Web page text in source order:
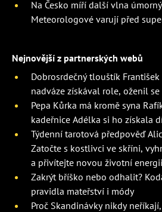
Na Česko míří další vlna
Meteorologové varují před
Nejnovější z partnerských webů
Dobrosrdečný tlouštík František
nadváze získával role, oženil
Pepa Kůrka má kromě syna
kadeřnice Adélka si ho získala
Týdenní tarotová předpověď
Zatočte s kostlivci ve skříni,
a přivítejte novou životní energii
Zakrýt bříško nebo odhalit?
pravidla mateřství i módy
Proč Skandinávky nikdy